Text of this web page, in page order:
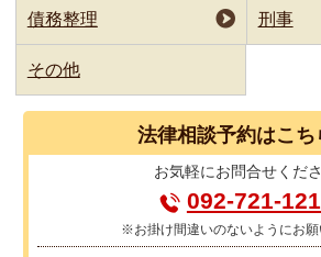
債務整理 刑事
その他
法律相談予約はこち
お気軽にお問合せくだ
092-721-
※お掛け間違いのないようにお